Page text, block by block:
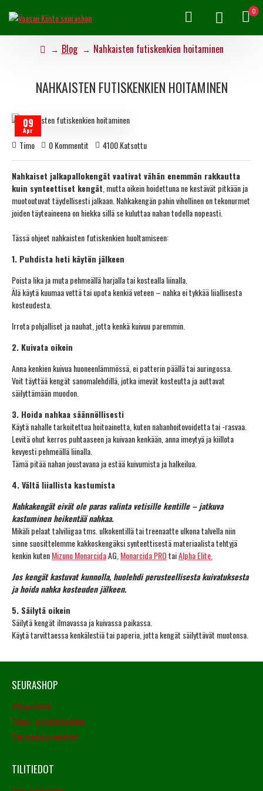
0
Blog Nahkaisten futiskenkien hoitaminen
NAHKAISTEN FUTISKENKIEN HOITAMINEN
09
Apr
Timo 0 Kommentit 4100 Katsottu
Nahkaiset jalkapallokengät vaativat vähän enemmän rakkautta
kuin synteettiset kengät, mutta oikein hoidettuna ne kestävät pitkään ja
muotoutuvat täydellisesti jalkaan. Nahkakengän pahin vihollinen on tekonurmet
joiden täyteaineena on hiekka sillä se kuluttaa nahan todella nopeasti.
Tässä ohjeet nahkaisten futiskenkien huoltamiseen:
1. Puhdista heti käytön jälkeen
Poista lika ja muta pehmeällä harjalla tai kostealla liinalla.
Älä käytä kuumaa vettä tai upota kenkiä veteen – nahka ei tykkää liiallisesta
kosteudesta.
Irrota pohjalliset ja nauhat, jotta kenkä kuivuu paremmin.
2. Kuivata oikein
Anna kenkien kuivua huoneenlämmössä, ei patterin päällä tai auringossa.
Voit täyttää kengät sanomalehdillä, jotka imevät kosteutta ja auttavat
säilyttämään muodon.
3. Hoida nahkaa säännöllisesti
Käytä nahalle tarkoitettua hoitoainetta, kuten nahanhoitovoidetta tai -rasvaa.
Levitä ohut kerros puhtaaseen ja kuivaan kenkään, anna imeytyä ja kiillota
kevyesti pehmeällä liinalla.
Tämä pitää nahan joustavana ja estää kuivumista ja halkeilua.
4. Vältä liiallista kastumista
Nahkakengät eivät ole paras valinta vetisille kentille – jatkuva
kastuminen heikentää nahkaa.
Mikäli pelaat talviliigaa tms. ulkokentillä tai treenaatte ulkona talvella niin
sinne suosittelemme kakkoskengäksi synteettisestä materiaalista tehtyjä
kenkin kutenMizuno MonarcidaAG,Monarcida PROtaiAlpha Elite.
Jos kengät kastuvat kunnolla, huolehdi perusteellisesta kuivatuksesta
ja hoida nahka kosteuden jälkeen.
5. Säilytä oikein
Säilytä kengät ilmavassa ja kuivassa paikassa.
Käytä tarvittaessa kenkälestiä tai paperia, jotta kengät säilyttävät muotonsa.
SEURASHOP
Yhteystiedot
Tilaus- ja toimitusehdot
Tietosuoja ja evästeet
TILITIEDOT